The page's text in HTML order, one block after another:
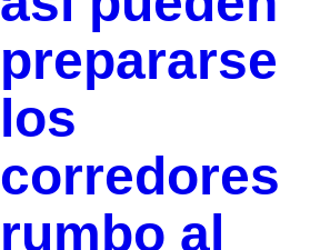
prepararse
los
corredores
rumbo al